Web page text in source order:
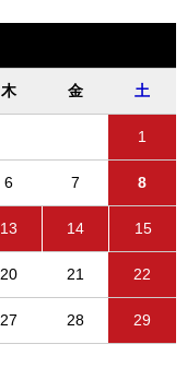
木 金 土
1
6 7 8
13 14 15
20 21 22
27 28 29